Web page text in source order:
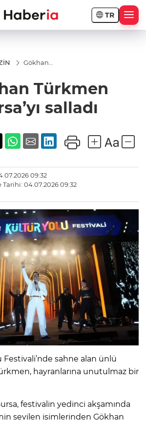
TR
Gökhan
salladıTürkmen
salladı
09:32
04.07.2026 09:32
Festivali’nde sahne alan ünlü
hayranlarına unutulmaz bir
festivalin yedinci akşamında
sevilen isimlerinden Gökhan